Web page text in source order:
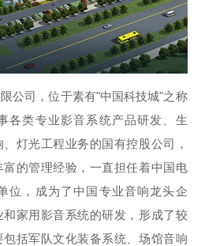
公司，位于素有"中国科技城"之称
各类专业影音系统产品研发、生
灯光工程业务的国有控股公司，
的管理经验，一直担任着中国电
位，成为了中国专业音响龙头企
家用影音系统的研发，形成了较
括军队文化装备系统、场馆音响